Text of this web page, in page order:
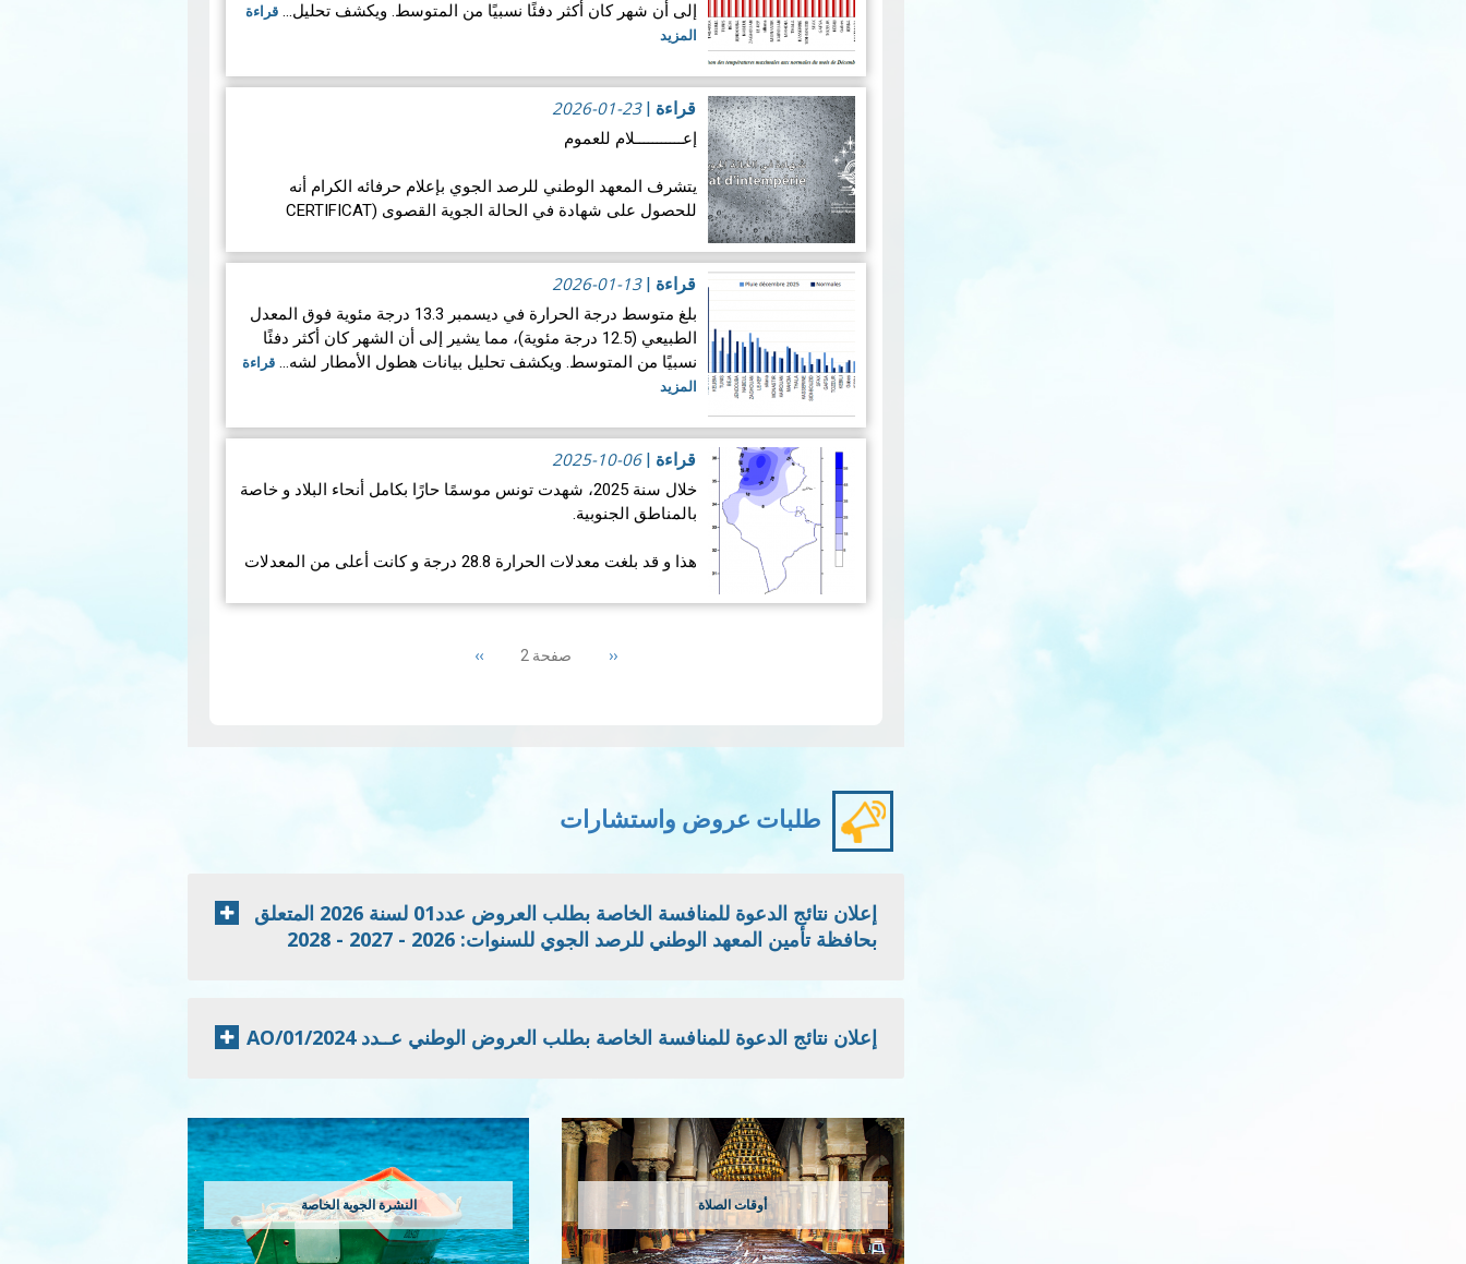
إلى أن شهر كان أكثر دفئًا نسبيًا من المتوسط. ويكشف تحليل…قراءة
المزيد
قراءة |
2026-01-23
إعـــــــــــلام للعموم
يتشرف المعهد الوطني للرصد الجوي بإعلام حرفائه الكرام أنه
للحصول على شهادة في الحالة الجوية القصوى (CERTIFICAT
قراءة |
2026-01-13
بلغ متوسط ​​درجة الحرارة في ديسمبر 13.3 درجة مئوية فوق المعدل
الطبيعي (12.5 درجة مئوية)، مما يشير إلى أن الشهر كان أكثر دفئًا
نسبيًا من المتوسط. ويكشف تحليل بيانات هطول الأمطار لشه…قراءة
المزيد
قراءة |
2025-10-06
خلال سنة 2025، شهدت تونس موسمًا حارًا بكامل أنحاء البلاد و خاصة
بالمناطق الجنوبية.
هذا و قد بلغت معدلات الحرارة 28.8 درجة و كانت أعلى من المعدلات
Previous
‹‹ صفحة 2 Next
››
طلبات عروض واستشارات
إعلان نتائج الدعوة للمنافسة الخاصة بطلب العروض عدد01 لسنة 2026 المتعلق
بحافظة تأمين المعهد الوطني للرصد الجوي للسنوات: 2026 - 2027 - 2028
إعلان نتائج الدعوة للمنافسة الخاصة بطلب العروض الوطني عــدد 2024/AO/01
النشرة الجوية الخاصة أوقات الصلاة